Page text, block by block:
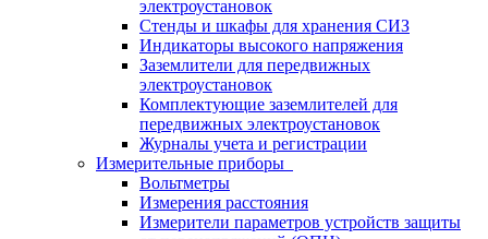
электроустановок
Стенды и шкафы для хранения СИЗ
Индикаторы высокого напряжения
Заземлители для передвижных
электроустановок
Комплектующие заземлителей для
передвижных электроустановок
Журналы учета и регистрации
Измерительные приборы
Вольтметры
Измерения расстояния
Измерители параметров устройств защиты